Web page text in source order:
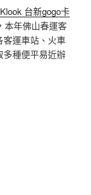
Klook 台新gogo卡
本年佛山春運客
客運車站、火車
多種便平易近辦